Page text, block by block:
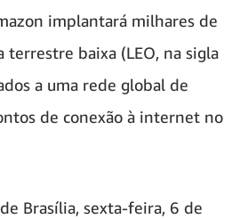
implantará milhares de
baixa (LEO, na sigla
a uma rede global de
de conexão à internet no
Brasília, sexta-feira, 6 de